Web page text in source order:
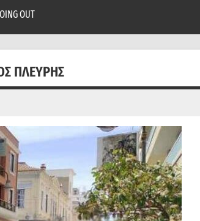
OUT
ΠΛΕΎΡΗΣ